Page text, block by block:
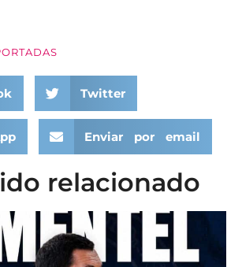
Twitter
Enviar por email
relacionado